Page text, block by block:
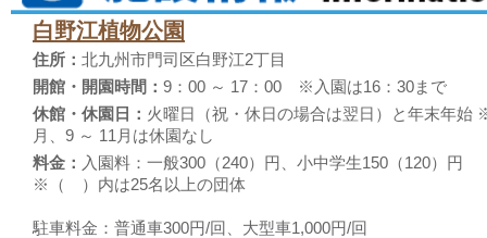
白野江植物公園
住所： 北九州市門司区白野江2丁目
開館・開園時間： 9：00 ～ 17：00 ※入園は16：30まで
休館・休園日： 火曜日（祝・休日の場合は翌日）と年末年始
月、9 ～ 11月は休園なし
料金： 入園料：一般300（240）円、小中学生150（120）円
※（ ）内は25名以上の団体
駐車料金：普通車300円/回、大型車1,000円/回